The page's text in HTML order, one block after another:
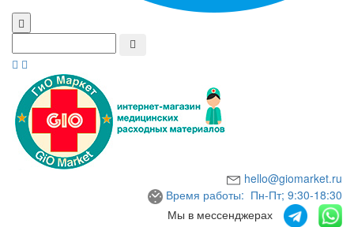
hello@giomarket.ru
Время работы: Пн-Пт; 9:30-18:30
Мы в мессенджерах